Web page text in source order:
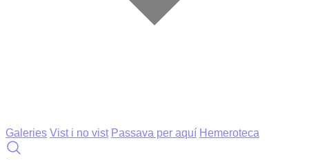
Galeries Vist i no vist Passava per aquí Hemeroteca